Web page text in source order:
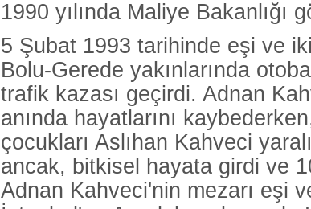
1990 yılında Maliye Bakanlığı
5 Şubat 1993 tarihinde eşi ve
Bolu-Gerede yakınlarında
trafik kazası geçirdi. Adnan
anında hayatlarını
çocukları Aslıhan Kahveci
ancak, bitkisel hayata girdi ve
Adnan Kahveci'nin mezarı eşi